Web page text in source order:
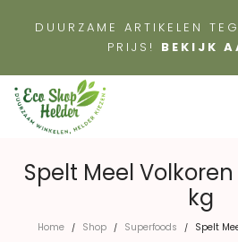
DUURZAME ARTIKELEN
PRIJS! BEKIJK
Spelt Meel
kg
Home / Shop / Superfoods / Spelt